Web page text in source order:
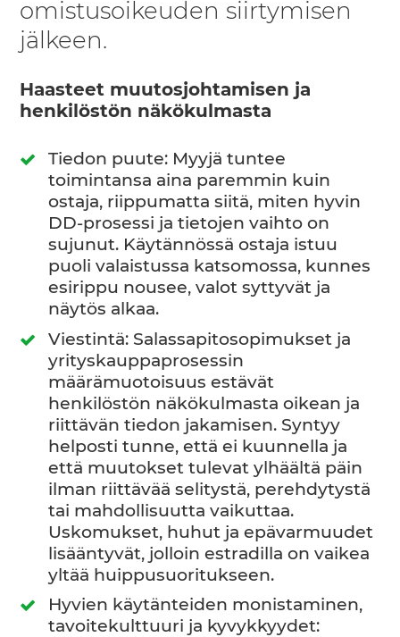
omistusoikeuden siirtymisen
jälkeen.
Haasteet muutosjohtamisen ja
henkilöstön näkökulmasta
Tiedon puute: Myyjä tuntee
toimintansa aina paremmin kuin
ostaja, riippumatta siitä, miten hyvin
DD-prosessi ja tietojen vaihto on
sujunut. Käytännössä ostaja istuu
puoli valaistussa katsomossa, kunnes
esirippu nousee, valot syttyvät ja
näytös alkaa.
Viestintä: Salassapitosopimukset ja
yrityskauppaprosessin
määrämuotoisuus estävät
henkilöstön näkökulmasta oikean ja
riittävän tiedon jakamisen. Syntyy
helposti tunne, että ei kuunnella ja
että muutokset tulevat ylhäältä päin
ilman riittävää selitystä, perehdytystä
tai mahdollisuutta vaikuttaa.
Uskomukset, huhut ja epävarmuudet
lisääntyvät, jolloin estradilla on vaikea
yltää huippusuoritukseen.
Hyvien käytänteiden monistaminen,
tavoitekulttuuri ja kyvykkyydet: